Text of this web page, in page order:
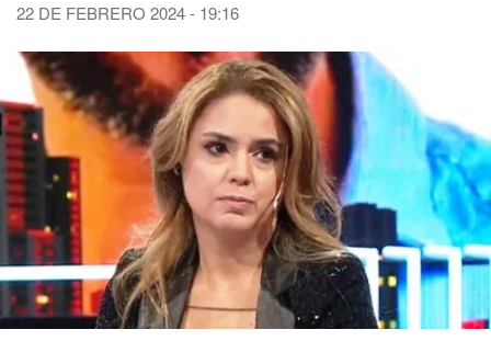
22 DE FEBRERO 2024 - 19:16